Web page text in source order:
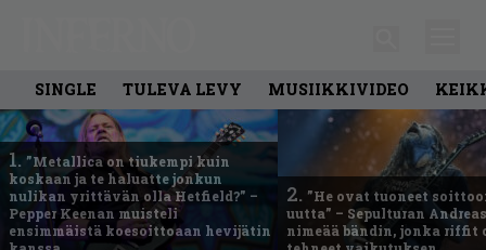
SINGLE TULEVA LEVY MUSIIKKIVIDEO
1. ”Metallica on tiukempi kuin
koskaan ja te haluatte jonkun
nulikan yrittävän olla Hetfield?” –
Pepper Keenan muisteli
ensimmäistä koesoittoaan hevijätin
2. ”He ovat tuoneet
uutta” – Sepulturan
nimeää bändin, jonka riffit